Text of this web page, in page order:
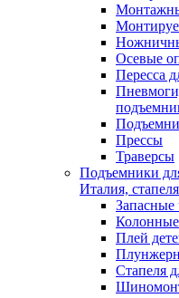
Осевые
Пересса
Прессы
Траверсы
Подъемники
Италия, стапеля
Запасные
Плей
Стапеля